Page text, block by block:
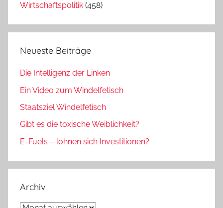
Wirtschaftspolitik (458)
Neueste Beiträge
Die Intelligenz der Linken
Ein Video zum Windelfetisch
Staatsziel Windelfetisch
Gibt es die toxische Weiblichkeit?
E-Fuels – lohnen sich Investitionen?
Archiv